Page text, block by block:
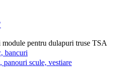
pentru dulapuri truse TSA
bancuri
panouri scule, vestiare